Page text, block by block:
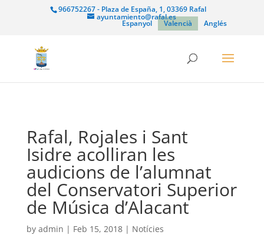
966752267 - Plaza de España, 1, 03369 Rafal
ayuntamiento@rafal.es
Espanyol Valencià Anglés
Rafal, Rojales i Sant
Isidre acolliran les
audicions de l’alumnat
del Conservatori Superior
de Música d’Alacant
by admin | Feb 15, 2018| Notícies